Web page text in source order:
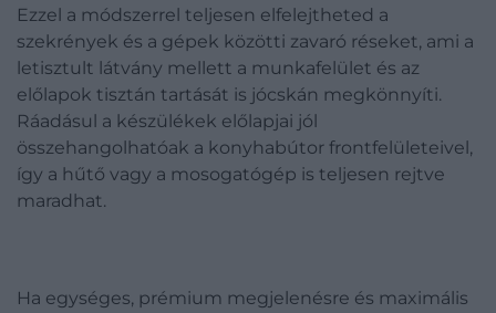
Ezzel a módszerrel teljesen elfelejtheted a
szekrények és a gépek közötti zavaró réseket, ami a
letisztult látvány mellett a munkafelület és az
előlapok tisztán tartását is jócskán megkönnyíti.
Ráadásul a készülékek előlapjai jól
összehangolhatóak a konyhabútor frontfelületeivel,
így a hűtő vagy a mosogatógép is teljesen rejtve
maradhat.
Ha egységes, prémium megjelenésre és maximális